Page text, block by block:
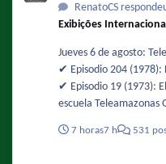
vento-mais-intensas-
RenatoCS
Exibições
Jueves 6 de agosto: Teleamazonas Nacional Chapulín Colorado
✔️ Episodio 204 (1978): La
✔️ Episodio 19 (1973):
escuela Teleamazonas Guayaquil Chapulín Colorado ✔️
paralizadora El Chavo ✔️ Episodio 105 (1975): La fuente de los
7 horas7 h 531